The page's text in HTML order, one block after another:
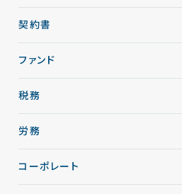
契約書
ファンド
税務
労務
コーポレート